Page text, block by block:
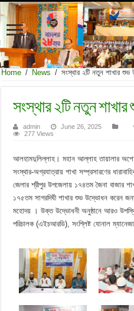
Home / News / সংস্থার ২টি নতুন শাখার
সংস্থার ২টি নতুন
admin June 26, 2025
277 Views
আলহামদুলিল্লাহ। মহান আল্লাহ তায়ালার
সংস্থার-অগ্রযাত্রায় শাখা সম্প্রসারণের
জেলার শ্রীপুর উপজেলায় ১৭৪তম জৈনা বাজার
১৭৫তম সাগরদিঘী শাখার শুভ উদ্ভোধন করেন
মহোদয় । উক্ত উদ্ভোধনী অনুষ্ঠানে আরও
পরিচালক (এইচআরডি), সংশ্লিষ্ট যোনাল